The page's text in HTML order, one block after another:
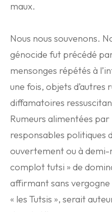
maux.
Nous nous souvenons.
génocide fut précédé
mensonges répétés à
une fois, objets d’autres
diffamatoires
Rumeurs alimentées par
responsables politiques
ouvertement ou à demi-
complot tutsi » de
affirmant sans vergogne
« les Tutsis », serait